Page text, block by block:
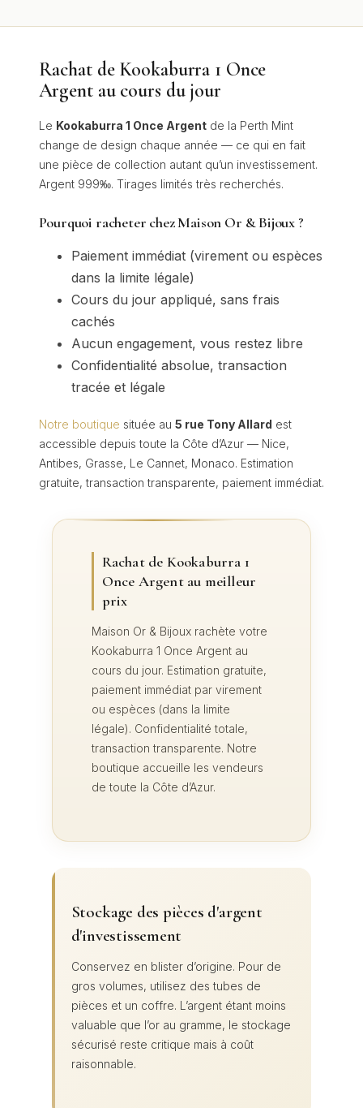
Rachat de Kookaburra 1 Once
Argent au cours du jour
Le Kookaburra 1 Once Argentde la Perth Mint
change de design chaque année — ce qui en fait
une pièce de collection autant qu’un investissement.
Argent 999‰. Tirages limités très recherchés.
Pourquoi racheter chez Maison Or & Bijoux ?
Paiement immédiat (virement ou espèces
dans la limite légale)
Cours du jour appliqué, sans frais
cachés
Aucun engagement, vous restez libre
Confidentialité absolue, transaction
tracée et légale
Notre boutique située au 5 rue Tony Allard est
accessible depuis toute la Côte d’Azur — Nice,
Antibes, Grasse, Le Cannet, Monaco. Estimation
gratuite, transaction transparente, paiement immédiat.
Rachat de Kookaburra 1
Once Argent au meilleur
prix
Maison Or & Bijoux rachète votre
Kookaburra 1 Once Argent au
cours du jour. Estimation gratuite,
paiement immédiat par virement
ou espèces (dans la limite
légale). Confidentialité totale,
transaction transparente. Notre
boutique accueille les vendeurs
de toute la Côte d’Azur.
Stockage des pièces d'argent
d'investissement
Conservez en blister d’origine. Pour de
gros volumes, utilisez des tubes de
pièces et un coffre. L’argent étant moins
valuable que l’or au gramme, le stockage
sécurisé reste critique mais à coût
raisonnable.